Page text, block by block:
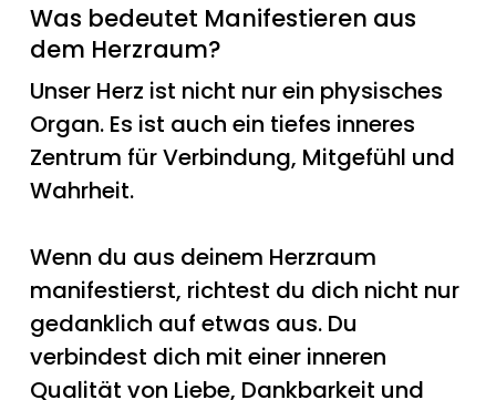
Was bedeutet Manifestieren aus
dem Herzraum?
Unser Herz ist nicht nur ein physisches
Organ. Es ist auch ein tiefes inneres
Zentrum für Verbindung, Mitgefühl und
Wahrheit.
Wenn du aus deinem Herzraum
manifestierst, richtest du dich nicht nur
gedanklich auf etwas aus. Du
verbindest dich mit einer inneren
Qualität von Liebe, Dankbarkeit und